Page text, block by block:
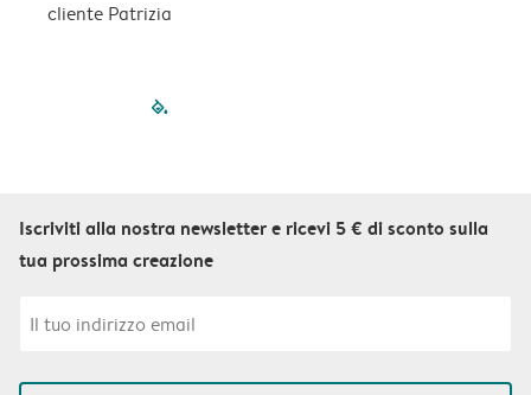
cliente Patrizia
filled-pagination
Iscriviti alla nostra newsletter e ricevi 5 € di sconto sulla
tua prossima creazione